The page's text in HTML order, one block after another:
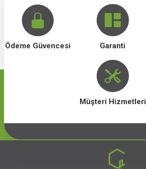
Ödeme Güvencesi Garanti
Müşteri Hizmetleri